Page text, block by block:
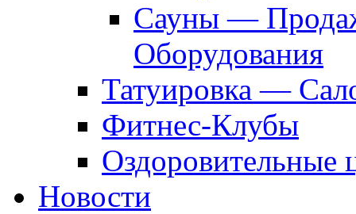
Сауны —
Оборудования
Татуировка —
Фитнес-Клубы
Оздоровительные
Новости